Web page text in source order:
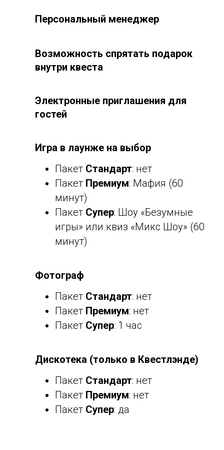
Персональный менеджер
Возможность спрятать подарок
внутри квеста
Электронные приглашения для
гостей
Игра в лаунже на выбор
Пакет Стандарт: нет
Пакет Премиум: Мафия (60
минут)
Пакет Супер: Шоу «Безумные
игры» или квиз «Микс Шоу» (60
минут)
Фотограф
Пакет Стандарт: нет
Пакет Премиум: нет
Пакет Супер: 1 час
Дискотека (только в Квестлэнде)
Пакет Стандарт: нет
Пакет Премиум: нет
Пакет Супер: да